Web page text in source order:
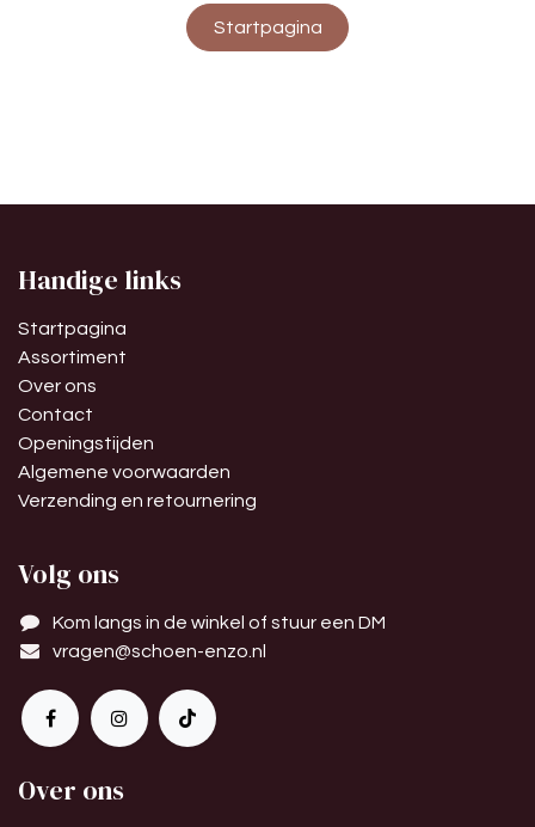
Startpagina
Handige links
Startpagina
Assortiment
Over ons
Contact
Openingstijden
Algemene voorwaarden
Verzending en retournering
Volg ons
Kom langs in de winkel of stuur een DM
vragen@schoen-enzo.nl
Over ons